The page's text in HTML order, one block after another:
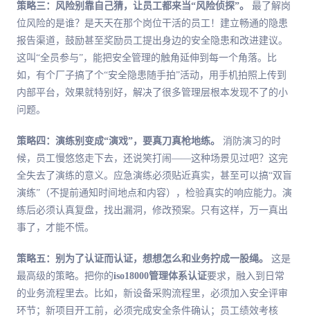
策略三：风险别靠自己猜，让员工都来当“风险侦探”。
最了解岗
位风险的是谁？是天天在那个岗位干活的员工！建立畅通的隐患
报告渠道，鼓励甚至奖励员工提出身边的安全隐患和改进建议。
这叫“全员参与”，能把安全管理的触角延伸到每一个角落。比
如，有个厂子搞了个“安全隐患随手拍”活动，用手机拍照上传到
内部平台，效果就特别好，解决了很多管理层根本发现不了的小
问题。
策略四：演练别变成“演戏”，要真刀真枪地练。
消防演习的时
候，员工慢悠悠走下去，还说笑打闹——这种场景见过吧？这完
全失去了演练的意义。应急演练必须贴近真实，甚至可以搞“双盲
演练”（不提前通知时间地点和内容），检验真实的响应能力。演
练后必须认真复盘，找出漏洞，修改预案。只有这样，万一真出
事了，才能不慌。
策略五：别为了认证而认证，想想怎么和业务拧成一股绳。
这是
最高级的策略。把你的iso18000管理体系认证要求，融入到日常
的业务流程里去。比如，新设备采购流程里，必须加入安全评审
环节；新项目开工前，必须完成安全条件确认；员工绩效考核